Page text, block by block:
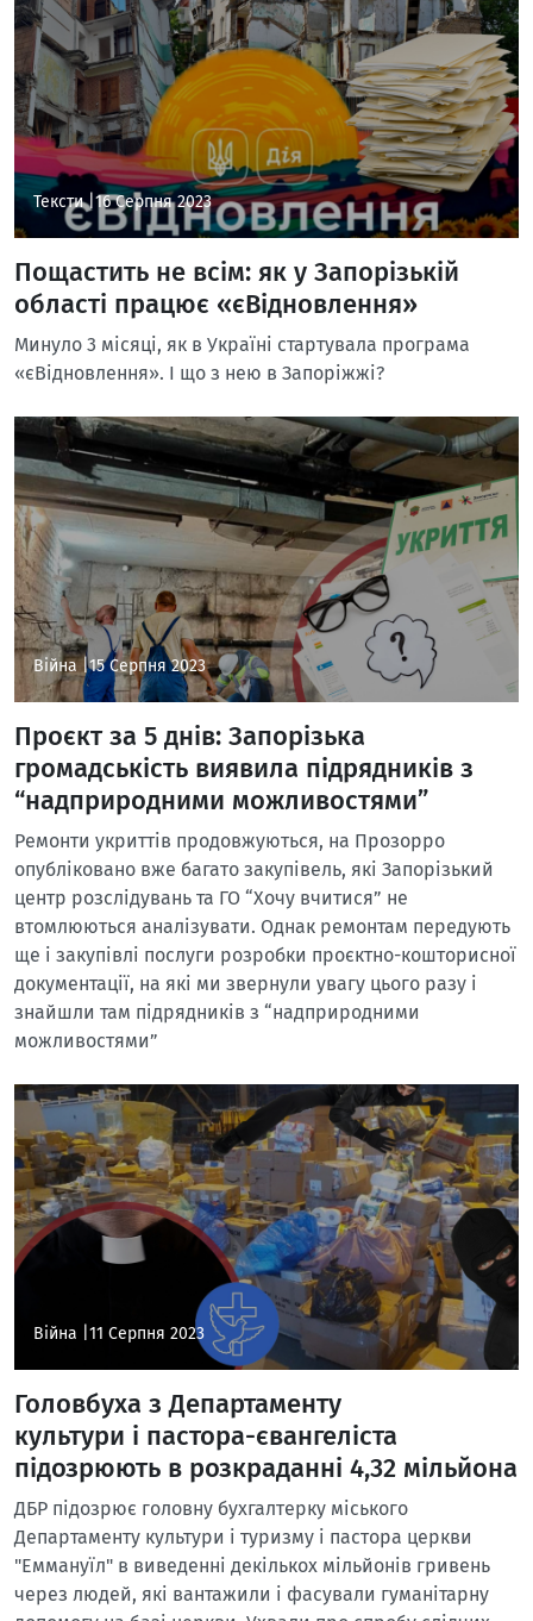
Тексти | 16 Серпня 2023
Пощастить не всім: як у Запорізькій
області працює «єВідновлення»
Минуло 3 місяці, як в Україні стартувала програма
«єВідновлення». І що з нею в Запоріжжі?
Війна |15 Серпня 2023
Проєкт за 5 днів: Запорізька
громадськість виявила підрядників з
“надприродними можливостями”
Ремонти укриттів продовжуються, на Прозорро
опубліковано вже багато закупівель, які Запорізький
центр розслідувань та ГО “Хочу вчитися” не
втомлюються аналізувати. Однак ремонтам передують
ще і закупівлі послуги розробки проєктно-кошторисної
документації, на які ми звернули увагу цього разу і
знайшли там підрядників з “надприродними
можливостями”
Війна | 11 Серпня 2023
Головбуха з Департаменту
культури і пастора-євангеліста
підозрюють в розкраданні 4,32 мільйона
ДБР підозрює головну бухгалтерку міського
Департаменту культури і туризму і пастора церкви
"Еммануїл" в виведенні декількох мільйонів гривень
через людей, які вантажили і фасували гуманітарну